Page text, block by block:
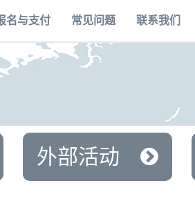
名与支付 常见问题 联系我们
外部活动